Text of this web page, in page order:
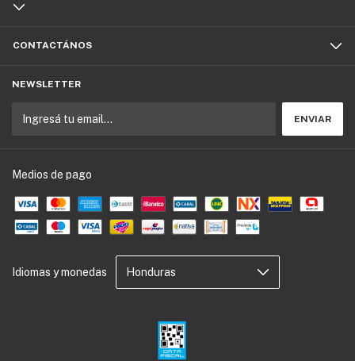
CONTACTÁNOS
NEWSLETTER
Medios de pago
Idiomas y monedas